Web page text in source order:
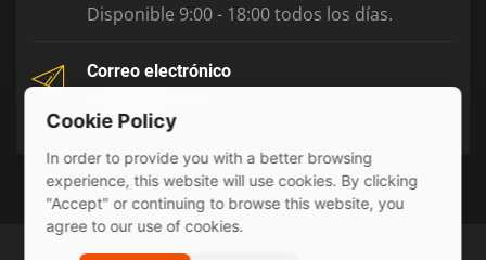
Disponible 9:00 - 18:00 todos los días.
Correo electrónico
Cookie Policy
In order to provide you with a better browsing
experience, this website will use cookies. By clicking
"Accept" or continuing to browse this website, you
agree to our use of cookies.